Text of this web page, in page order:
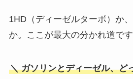
1HD（ディーゼルターボ）か
か。ここが最大の分かれ道です
＼ ガソリンとディーゼル、ど